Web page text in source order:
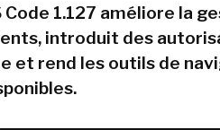
Code 1.127 améliore la
introduit des
et rend les outils de